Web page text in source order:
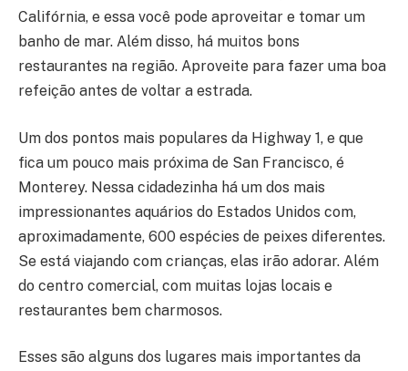
Califórnia, e essa você pode aproveitar e tomar um
banho de mar. Além disso, há muitos bons
restaurantes na região. Aproveite para fazer uma boa
refeição antes de voltar a estrada.
Um dos pontos mais populares da Highway 1, e que
fica um pouco mais próxima de San Francisco, é
Monterey. Nessa cidadezinha há um dos mais
impressionantes aquários do Estados Unidos com,
aproximadamente, 600 espécies de peixes diferentes.
Se está viajando com crianças, elas irão adorar. Além
do centro comercial, com muitas lojas locais e
restaurantes bem charmosos.
Esses são alguns dos lugares mais importantes da